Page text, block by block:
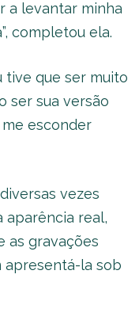
a levantar minha
completou ela.
tive que ser muito
ser sua versão
me esconder
vezes
aparência real,
as gravações
apresentá-la sob